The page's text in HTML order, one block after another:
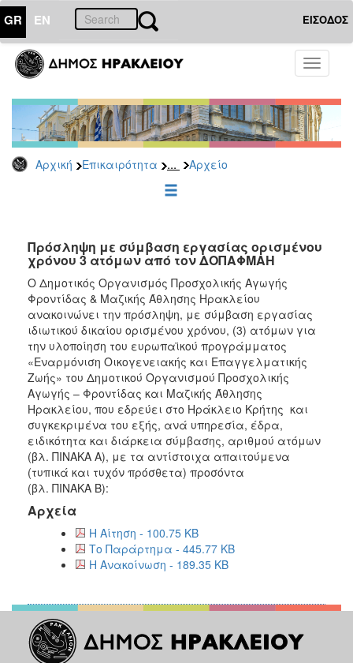
GR EN ΕΙΣΟΔΟΣ
Toggle
Αρχική Επικαιρότητα ... Αρχείο
ΕΠΙΚΑΙΡΟΤΗΤΑ
Αρχείο
2026
2025
2020
2019
2018
2017
2016
2015
2013
ΔΗΜΟΤΗΣ
ΕΠΙΣΚΕΠΤΗΣ
Πρόσληψη με σύμβαση εργασίας ορισμένου
χρόνου 3 ατόμων από τον ΔΟΠΑΦΜΑΗ
Ο Δημοτικός Οργανισμός Προσχολικής Αγωγής
Φροντίδας & Μαζικής Άθλησης Ηρακλείου
ανακοινώνει την πρόσληψη, με σύμβαση εργασίας
ιδιωτικού δικαίου ορισμένου χρόνου, (3) ατόμων για
την υλοποίηση του ευρωπαϊκού προγράμματος
«Εναρμόνιση Οικογενειακής και Επαγγελματικής
Ζωής» του Δημοτικού Οργανισμού Προσχολικής
Αγωγής – Φροντίδας και Μαζικής Άθλησης
Ηρακλείου, που εδρεύει στο Ηράκλειο Κρήτης και
συγκεκριμένα του εξής, ανά υπηρεσία, έδρα,
ειδικότητα και διάρκεια σύμβασης, αριθμού ατόμων
(βλ. ΠΙΝΑΚΑ Α), με τα αντίστοιχα απαιτούμενα
(τυπικά και τυχόν πρόσθετα) προσόντα
(βλ. ΠΙΝΑΚΑ Β):
Αρχεία
Η Αίτηση - 100.75 KB
Το Παράρτημα - 445.77 KB
Η Ανακοίνωση - 189.35 KB